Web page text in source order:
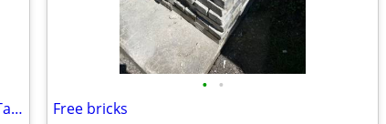
Free Code for Easy $50 Bonus Orange Key Tangerine Bank
• •
Free bricks